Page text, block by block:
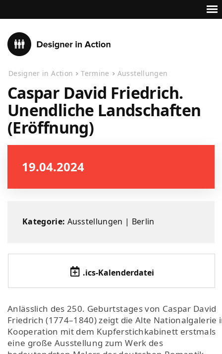
Designer in Action Termine Ausstellungen
Caspar David Friedrich.
Unendliche Landschaften
(Eröffnung)
19.04.2024
Kategorie: Ausstellungen | Berlin
.ics-Kalenderdatei
Anlässlich des 250. Geburtstages von Caspar David
Friedrich (1774–1840) zeigt die Alte Nationalgalerie
Kooperation mit dem Kupferstichkabinett erstmals
eine große Ausstellung zum Werk des